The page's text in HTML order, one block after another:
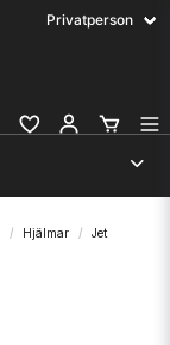
Hjälmar Jet